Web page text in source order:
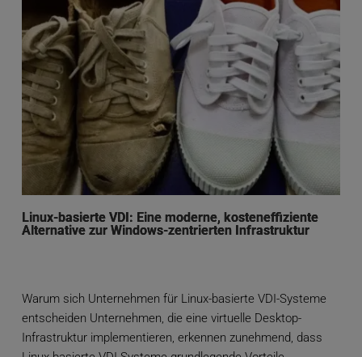
Linux-basierte VDI: Eine moderne, kosteneffiziente
Alternative zur Windows-zentrierten Infrastruktur
Warum sich Unternehmen für Linux-basierte VDI-Systeme
entscheiden Unternehmen, die eine virtuelle Desktop-
Infrastruktur implementieren, erkennen zunehmend, dass